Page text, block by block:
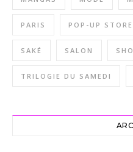
PARIS POP-UP STORE
SAKÉ SALON
TRILOGIE DU SAMEDI